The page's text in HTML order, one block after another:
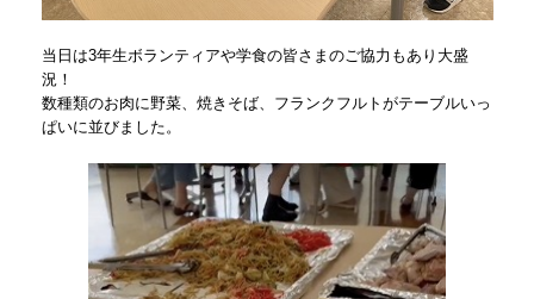
当日は3年生ボランティアや学食の皆さまのご協力もあり大盛
況！
数種類のお肉に野菜、焼きそば、フランクフルトがテーブルいっ
ぱいに並びました。